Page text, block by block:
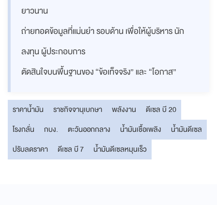
ยาวนาน
ถ่ายทอดข้อมูลที่แม่นยำ รอบด้าน เพื่อให้ผู้บริหาร นัก
ลงทุน ผู้ประกอบการ
ตัดสินใจบนพื้นฐานของ “ข้อเท็จจริง” และ “โอกาส”
ราคาน้ำมัน ราชกิจจานุเบกษา พลังงาน
ดีเซล บี 20
โรงกลั่น
กบง. ตะวันออกกลาง น้ำมันเชื้อเพลิง
น้ำมันดีเซล
ปรับลดราคา
ดีเซล บี 7 น้ำมันดีเซลหมุนเร็ว